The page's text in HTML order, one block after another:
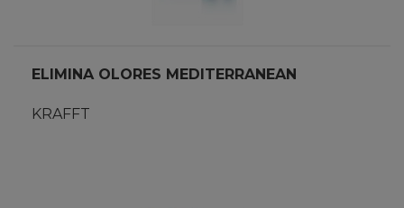
ELIMINA OLORES MEDITERRANEAN
KRAFFT